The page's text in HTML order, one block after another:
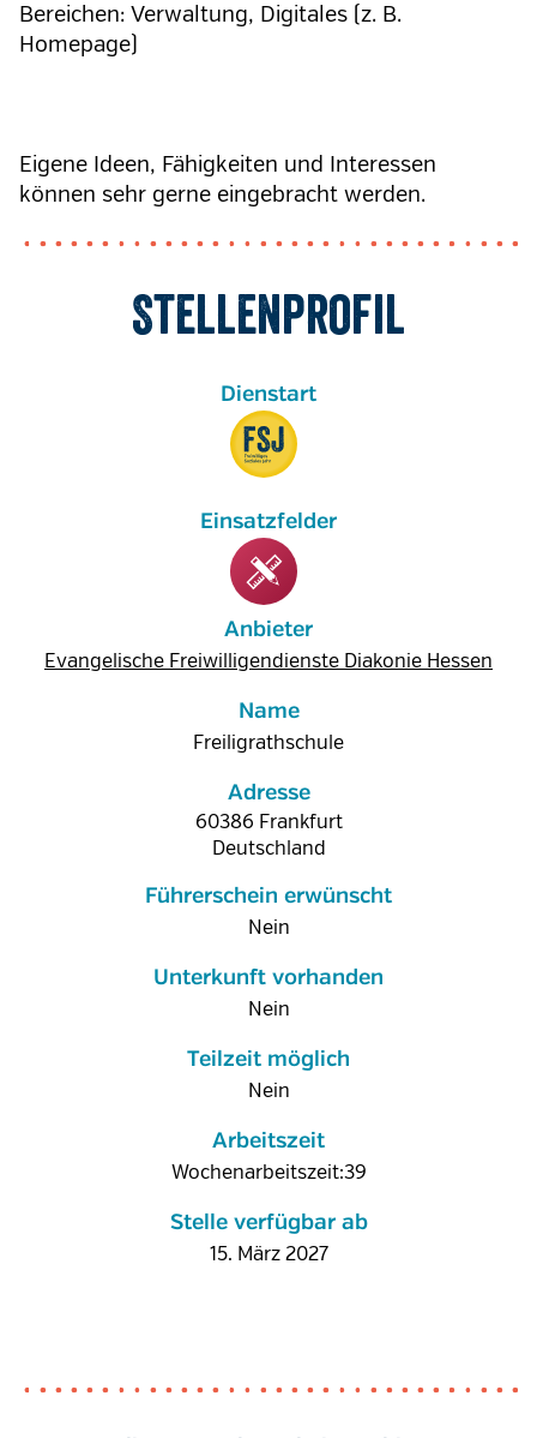
Bereichen: Verwaltung, Digitales (z. B.
Homepage)
Eigene Ideen, Fähigkeiten und Interessen
können sehr gerne eingebracht werden.
Stellenprofil
Anbieter
Evangelische Freiwilligendienste Diakonie Hessen
Name
Freiligrathschule
Adresse
60386 Frankfurt
Deutschland
Führerschein erwünscht
Nein
Unterkunft vorhanden
Nein
Teilzeit möglich
Nein
Arbeitszeit
Wochenarbeitszeit:39
Stelle verfügbar ab
15. März 2027